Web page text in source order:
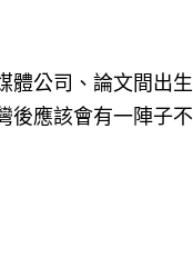
體公司、論文間出生
後應該會有一陣子不